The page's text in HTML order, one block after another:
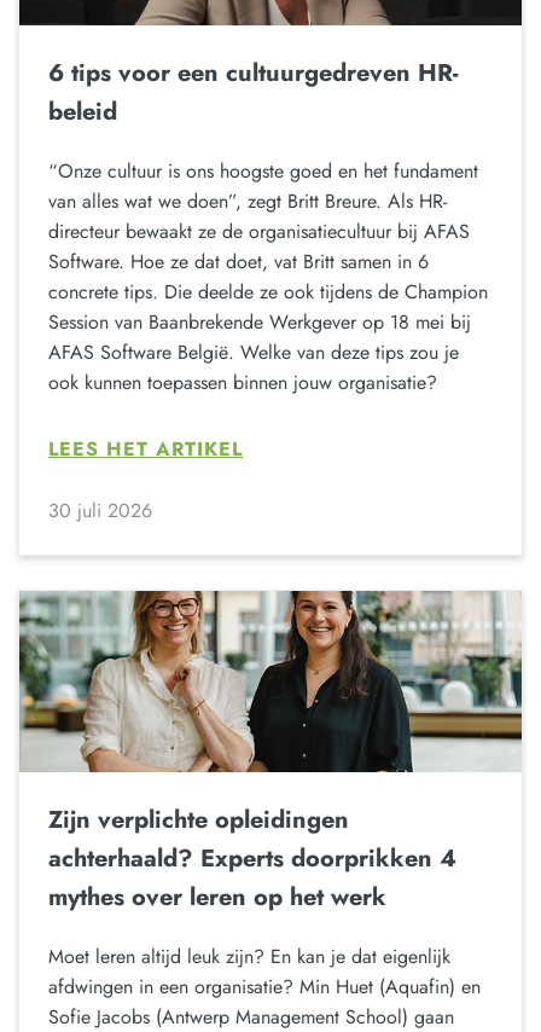
6 tips voor een cultuurgedreven HR-
beleid
“Onze cultuur is ons hoogste goed en het fundament
van alles wat we doen”, zegt Britt Breure. Als HR-
directeur bewaakt ze de organisatiecultuur bij AFAS
Software. Hoe ze dat doet, vat Britt samen in 6
concrete tips. Die deelde ze ook tijdens de Champion
Session van Baanbrekende Werkgever op 18 mei bij
AFAS Software België. Welke van deze tips zou je
ook kunnen toepassen binnen jouw organisatie?
LEES HET ARTIKEL
30 juli 2026
Zijn verplichte opleidingen
achterhaald? Experts doorprikken 4
mythes over leren op het werk
Moet leren altijd leuk zijn? En kan je dat eigenlijk
afdwingen in een organisatie? Min Huet (Aquafin) en
Sofie Jacobs (Antwerp Management School) gaan